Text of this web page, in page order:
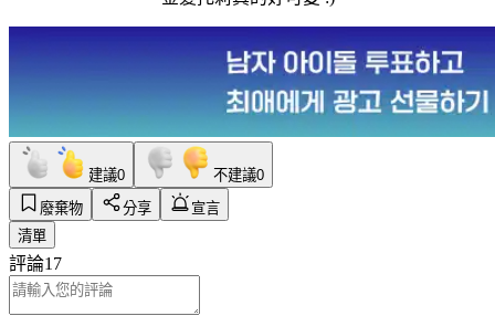
建議0 不建議0
廢棄物
分享
宣言
清單
評論17